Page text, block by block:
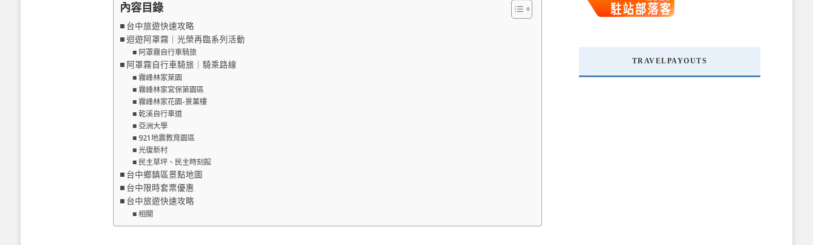
內容目錄
台中旅遊快速攻略
迴遊阿罩霧｜光榮再臨系列活動
阿罩霧自行車騎旅
阿罩霧自行車騎旅｜騎乘路線
霧峰林家萊園
霧峰林家宮保第園區
霧峰林家花園-景薰樓
乾溪自行車道
亞洲大學
921地震教育園區
光復新村
民主草坪、民主時刻館
台中鄉鎮區景點地圖
台中限時套票優惠
台中旅遊快速攻略
相關
TRAVELPAYOUTS